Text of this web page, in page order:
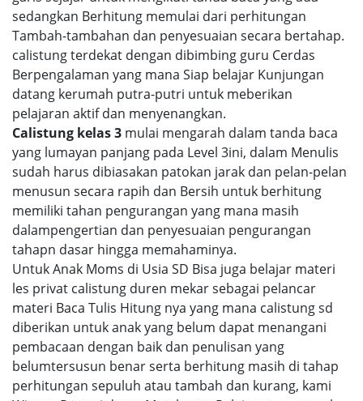
sedangkan Berhitung memulai dari perhitungan
Tambah-tambahan dan penyesuaian secara bertahap.
calistung terdekat dengan dibimbing guru Cerdas
Berpengalaman yang mana Siap belajar Kunjungan
datang kerumah putra-putri untuk meberikan
pelajaran aktif dan menyenangkan.
Calistung kelas 3 mulai mengarah dalam tanda baca
yang lumayan panjang pada Level 3ini, dalam Menulis
sudah harus dibiasakan patokan jarak dan pelan-pelan
menusun secara rapih dan Bersih untuk berhitung
memiliki tahan pengurangan yang mana masih
dalampengertian dan penyesuaian pengurangan
tahapn dasar hingga memahaminya.
Untuk Anak Moms di Usia SD Bisa juga belajar materi
les privat calistung duren mekar sebagai pelancar
materi Baca Tulis Hitung nya yang mana calistung sd
diberikan untuk anak yang belum dapat menangani
pembacaan dengan baik dan penulisan yang
belumtersusun benar serta berhitung masih di tahap
perhitungan sepuluh atau tambah dan kurang, kami